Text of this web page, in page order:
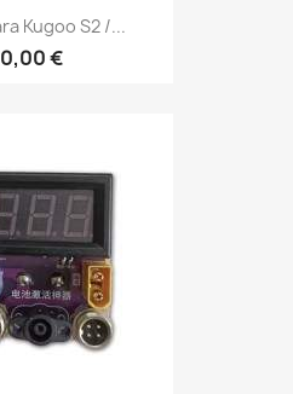
Kugoo S2 /...
€